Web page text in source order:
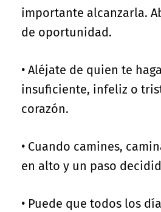
importante alcanzarla.
de oportunidad.
• Aléjate de quien te
insuficiente, infeliz o
corazón.
• Cuando camines,
en alto y un paso
• Puede que todos los